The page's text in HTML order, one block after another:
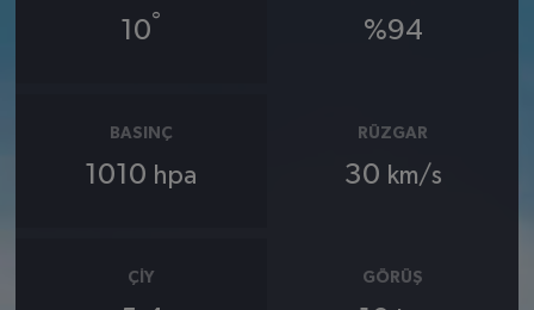
10° %94
BASINÇ
1010 hpa
RÜZGAR
30 km/s
ÇIY GÖRÜŞ